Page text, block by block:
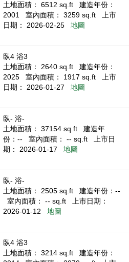
土地面積： 6512 sq.ft
建造年份：
2001
室內面積： 3259 sq.ft
上市
日期： 2026-02-25
地圖
臥4 浴3
土地面積： 2640 sq.ft
建造年份：
2025
室內面積： 1917 sq.ft
上市
日期： 2026-01-27
地圖
臥- 浴-
土地面積： 37154 sq.ft
建造年
份：--
室內面積： -- sq.ft
上市日
期： 2026-01-17
地圖
臥- 浴-
土地面積： 2505 sq.ft
建造年份：--
室內面積： -- sq.ft
上市日期：
2026-01-12
地圖
臥4 浴3
土地面積： 3214 sq.ft
建造年份：